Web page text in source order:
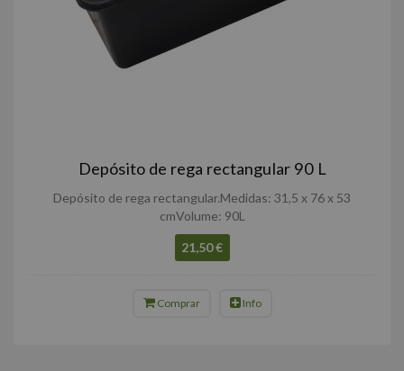
Depósito de rega rectangular 90 L
Depósito de rega rectangular.Medidas: 31,5 x 76 x 53
cmVolume: 90L
21,50 €
Comprar Info